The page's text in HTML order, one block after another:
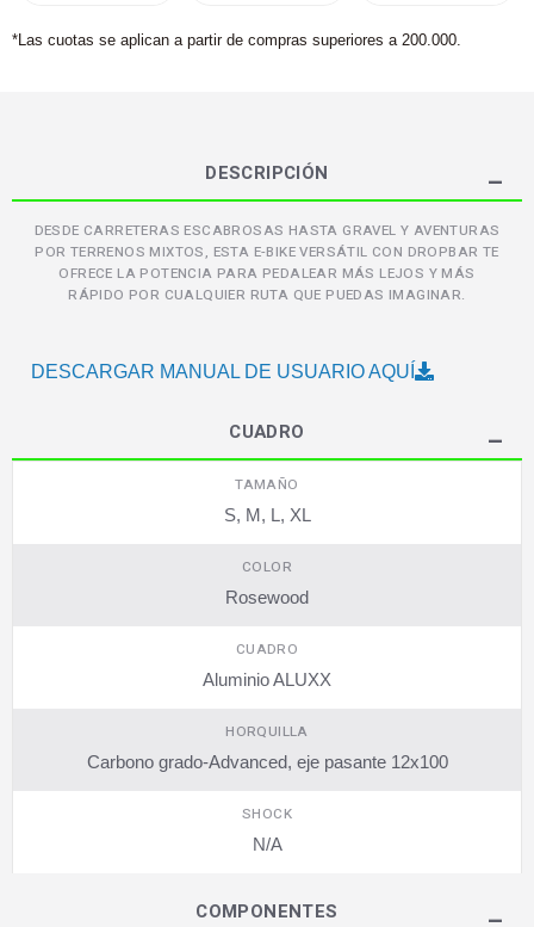
*Las cuotas se aplican a partir de compras superiores a 200.000.
DESCRIPCIÓN
DESDE CARRETERAS ESCABROSAS HASTA GRAVEL Y AVENTURAS
POR TERRENOS MIXTOS, ESTA E-BIKE VERSÁTIL CON DROPBAR TE
OFRECE LA POTENCIA PARA PEDALEAR MÁS LEJOS Y MÁS
RÁPIDO POR CUALQUIER RUTA QUE PUEDAS IMAGINAR.
DESCARGAR MANUAL DE USUARIO AQUÍ
CUADRO
TAMAÑO
S, M, L, XL
COLOR
Rosewood
CUADRO
Aluminio ALUXX
HORQUILLA
Carbono grado-Advanced, eje pasante 12x100
SHOCK
N/A
COMPONENTES